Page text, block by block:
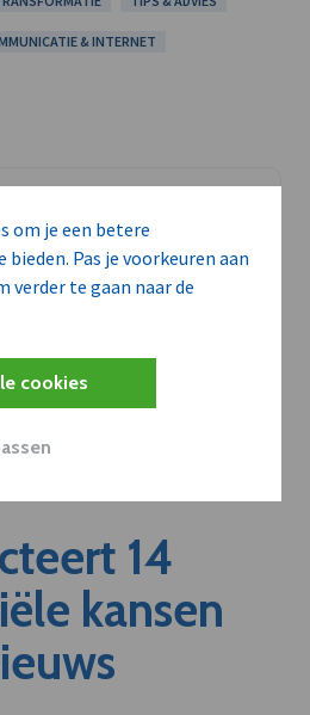
om je een betere
Pas je voorkeuren aan
verder te gaan naar de
cookies
& INTERNET
14
kansen